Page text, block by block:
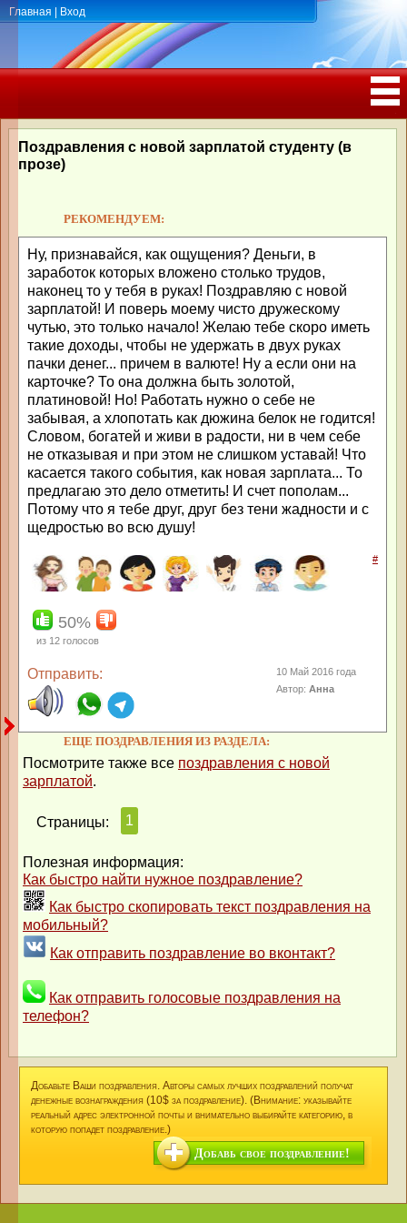
Главная Вход
РОЖДЕНИЯ, ЮБИЛЕЕМ
Поздравления с новой зарплатой студенту (в
прозе)
РЕКОМЕНДУЕМ:
Ну, признавайся, как ощущения? Деньги, в
заработок которых вложено столько трудов,
наконец то у тебя в руках! Поздравляю с новой
зарплатой! И поверь моему чисто дружескому
чутью, это только начало! Желаю тебе скоро иметь
такие доходы, чтобы не удержать в двух руках
пачки денег... причем в валюте! Ну а если они на
карточке? То она должна быть золотой,
платиновой! Но! Работать нужно о себе не
забывая, а хлопотать как дюжина белок не годится!
Словом, богатей и живи в радости, ни в чем себе
не отказывая и при этом не слишком уставай! Что
касается такого события, как новая зарплата... То
предлагаю это дело отметить! И счет пополам...
Потому что я тебе друг, друг без тени жадности и с
щедростью во всю душу!
#
50%
из 12 голосов
Отправить:
10 Май 2016 года
Автор:Анна
ЕЩЕ ПОЗДРАВЛЕНИЯ ИЗ РАЗДЕЛА:
Посмотрите также все поздравления с новой
зарплатой.
Страницы: 1
Полезная информация:
Как быстро найти нужное поздравление?
Как быстро скопировать текст поздравления на
мобильный?
Как отправить поздравление во вконтакт?
Как отправить голосовые поздравления на
телефон?
Добавьте Ваши поздравления. Авторы самых лучших поздравлений получат
денежные вознаграждения (10$ за поздравление). (Внимание: указывайте
реальный адрес электронной почты и внимательно выбирайте категорию, в
которую попадет поздравление.)
Добавь свое поздравление!